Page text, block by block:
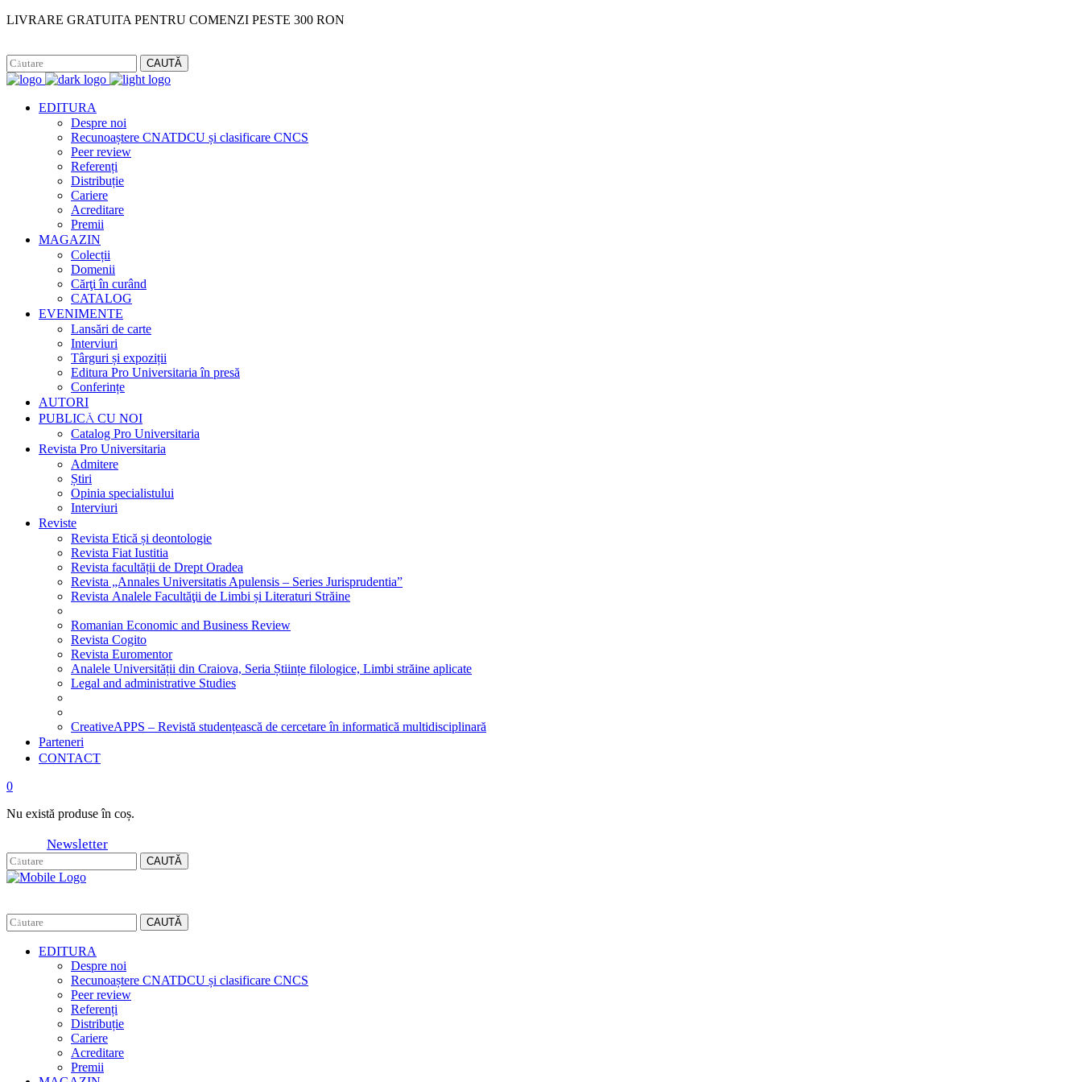
LIVRARE GRATUITA PENTRU COMENZI PESTE 300 RON
CAUTĂ
EDITURA
Despre noi
Recunoaștere CNATDCU și clasificare CNCS
Peer review
Referenți
Distribuție
Cariere
Acreditare
Premii
MAGAZIN
Colecții
Domenii
Cărţi în curând
CATALOG
EVENIMENTE
Lansări de carte
Interviuri
Târguri și expoziții
Editura Pro Universitaria în presă
Conferințe
AUTORI
PUBLICĂ CU NOI
Catalog Pro Universitaria
Revista Pro Universitaria
Admitere
Știri
Opinia specialistului
Interviuri
Reviste
Revista Etică și deontologie
Revista Fiat Iustitia
Revista facultății de Drept Oradea
Revista „Annales Universitatis Apulensis – Series Jurisprudentia”
Revista Analele Facultăţii de Limbi și Literaturi Străine
Romanian Economic and Business Review
Revista Cogito
Revista Euromentor
Analele Universității din Craiova, Seria Științe filologice, Limbi străine aplicate
Legal and administrative Studies
CreativeAPPS – Revistă studențească de cercetare în informatică multidisciplinară
Parteneri
CONTACT
0
Nu există produse în coș.
Newsletter
CAUTĂ
CAUTĂ
EDITURA
Despre noi
Recunoaștere CNATDCU și clasificare CNCS
Peer review
Referenți
Distribuție
Cariere
Acreditare
Premii